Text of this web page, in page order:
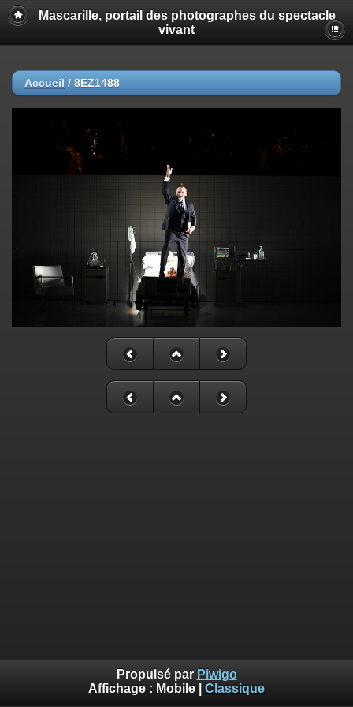
Mascarille, portail des photographes du spectacle
vivant
Accueil / 8EZ1488
Propulsé par Piwigo
Affichage : Mobile Classique